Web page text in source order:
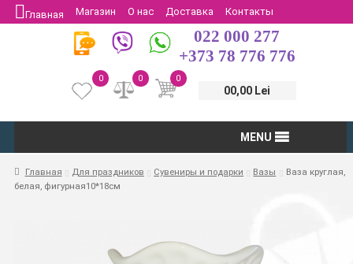
Главная Магазин О нас Доставка
Контакты
Защита потребителей
Возврат
022 000 277
+373 78 776 776
0
00,00 Lei
0
0
MENU
Главная Для праздников Сувениры и подарки Вазы
Ваза круглая,
белая, фигурная10*18см